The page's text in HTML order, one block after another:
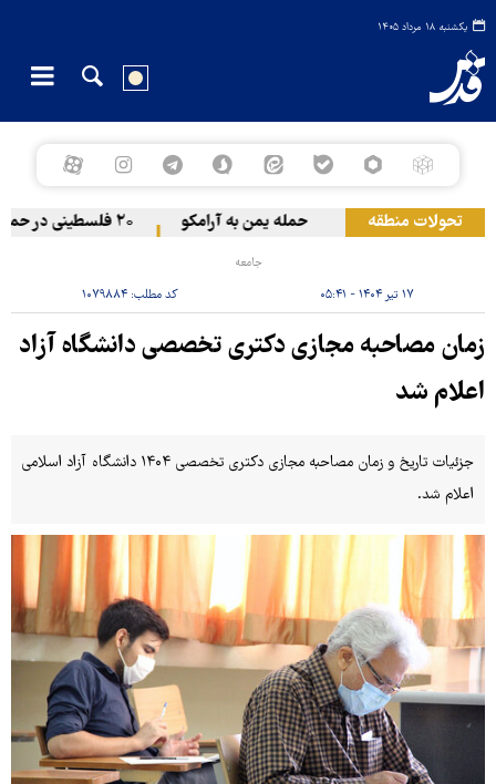
یکشنبه ۱۸ مرداد ۱۴۰۵
تحولات منطقه حمله یمن به آرامکو ۲۰ فلسطینی در حملات صهیونیست‌ها و شهرک‌نشینان در کرانه باختری زخمی شدند
جامعه
۱۷ تیر ۱۴۰۴ - ۰۵:۴۱ کد مطلب:۱۰۷۹۸۸۴
زمان مصاحبه مجازی دکتری تخصصی دانشگاه آزاد
اعلام شد
جزئیات تاریخ و زمان مصاحبه مجازی دکتری تخصصی ۱۴۰۴ دانشگاه آزاد اسلامی
اعلام شد.